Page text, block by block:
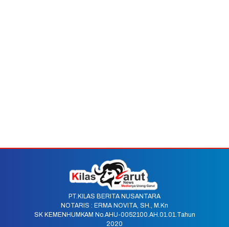
PT.KILAS BERITA NUSANTARA
NOTARIS : ERMA NOVITA, SH., M.Kn
SK KEMENHUMKAM No.AHU-0052100.AH.01.01.Tahun
2020